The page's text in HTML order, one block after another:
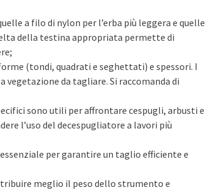
a filo di nylon per l’erba più leggera e quelle
della testina appropriata permette di
(tondi, quadrati e seghettati) e spessori. I
da tagliare. Si raccomanda di
sono utili per affrontare cespugli, arbusti e
l’uso del decespugliatore a lavori più
per garantire un taglio efficiente e
meglio il peso dello strumento e